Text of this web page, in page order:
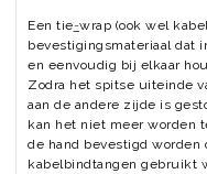
Een tie-wrap (ook wel
bevestigingsmateriaal dat
en eenvoudig bij elkaar
Zodra het spitse uiteinde
aan de andere zijde is
kan het niet meer worden
de hand bevestigd worden
kabelbindtangen gebruikt